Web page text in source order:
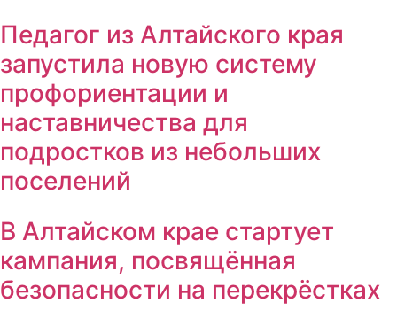
Педагог из Алтайского края
запустила новую систему
профориентации и
наставничества для
подростков из небольших
поселений
В Алтайском крае стартует
кампания, посвящённая
безопасности на перекрёстках